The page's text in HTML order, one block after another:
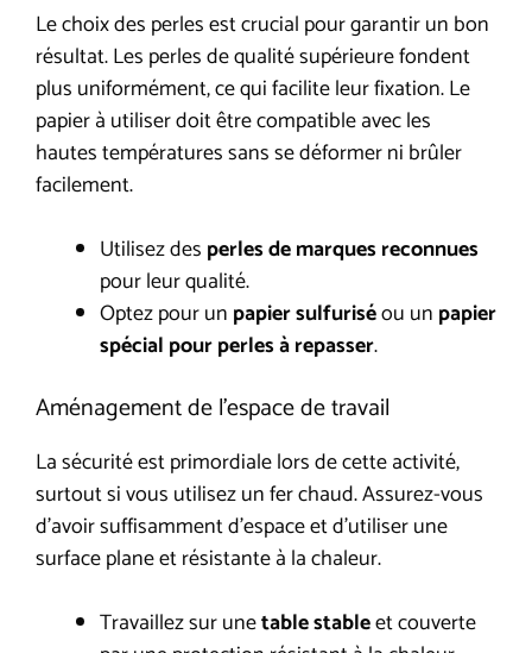
Le choix des perles est crucial pour garantir un bon
résultat. Les perles de qualité supérieure fondent
plus uniformément, ce qui facilite leur fixation. Le
papier à utiliser doit être compatible avec les
hautes températures sans se déformer ni brûler
facilement.
Utilisez des perles de marques reconnues
pour leur qualité.
Optez pour un papier sulfuriséou un papier
spécial pour perles à repasser.
Aménagement de l’espace de travail
La sécurité est primordiale lors de cette activité,
surtout si vous utilisez un fer chaud. Assurez-vous
d’avoir suffisamment d’espace et d’utiliser une
surface plane et résistante à la chaleur.
Travaillez sur unetable stableet couverte